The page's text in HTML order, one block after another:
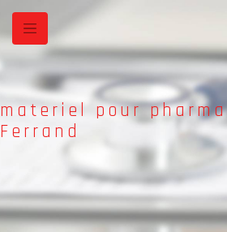
Panneau de gestion des cookies
materiel pour
Ferrand